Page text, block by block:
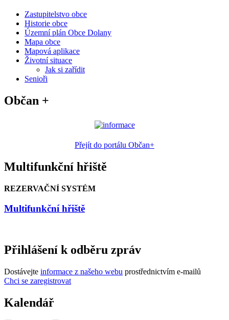
Zastupitelstvo obce
Historie obce
Územní plán Obce Dolany
Mapa obce
Mapová aplikace
Životní situace
Jak si zařídit
Senioři
Občan +
Přejít do portálu Občan+
Multifunkční hřiště
REZERVAČNÍ SYSTÉM
Multifunkční hřiště
Přihlášení k odběru zpráv
Dostávejte informace z našeho webu prostřednictvím e-mailů
Chci se zaregistrovat
Kalendář